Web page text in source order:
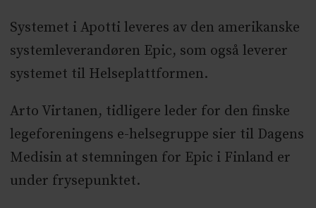
Systemet i Apotti leveres av den amerikanske
systemleverandøren Epic, som også leverer
systemet til Helseplattformen.
Arto Virtanen, tidligere leder for den finske
legeforeningens e-helsegruppe sier til Dagens
Medisin at stemningen for Epic i Finland er
under frysepunktet.